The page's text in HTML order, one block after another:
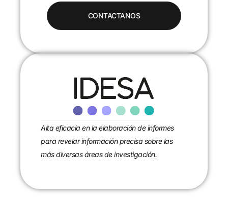
CONTACTANOS
Alta eficacia en la elaboración de informes
para revelar información precisa sobre las
más diversas áreas de investigación.